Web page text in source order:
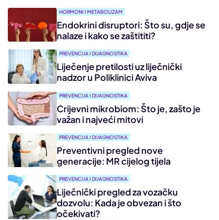
HORMONI I METABOLIZAM
Endokrini disruptori: Što su, gdje se
nalaze i kako se zaštititi?
PREVENCIJA I DIJAGNOSTIKA
Liječenje pretilosti uz liječnički
nadzor u Poliklinici Aviva
PREVENCIJA I DIJAGNOSTIKA
Crijevni mikrobiom: Što je, zašto je
važan i najveći mitovi
PREVENCIJA I DIJAGNOSTIKA
Preventivni pregled nove
generacije: MR cijelog tijela
PREVENCIJA I DIJAGNOSTIKA
Liječnički pregled za vozačku
dozvolu: Kada je obvezan i što
očekivati?